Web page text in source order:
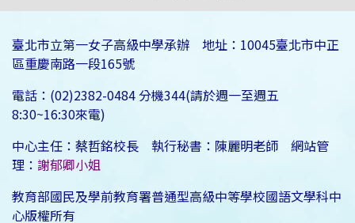
臺北市立第一女子高級中學承辦 地址：10045臺北市中正
區重慶南路一段165號
電話：(02)2382-0484 分機344(請於週一至週五
8:30~16:30來電)
中心主任：蔡哲銘校長 執行秘書：陳麗明老師 網站管
理： 謝郁卿小姐
教育部國民及學前教育署普通型高級中等學校國語文學科中
心版權所有